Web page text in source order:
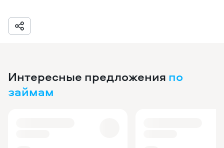
Интересные предложения по
займам